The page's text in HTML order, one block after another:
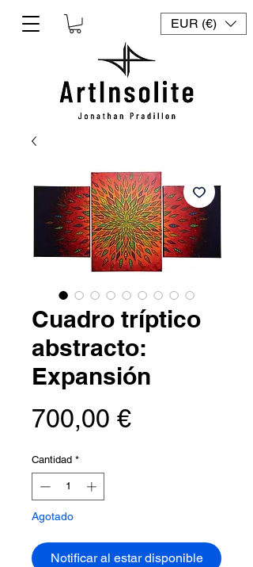
EUR (€)
Cuadro tríptico
abstracto:
Expansión
700,00 €Precio
Cantidad *
Agotado
Notificar al estar disponible